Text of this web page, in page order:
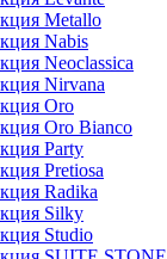
Metallo
Nabis
Neoclassica
Nirvana
Oro
Oro Bianco
Party
Pretiosa
Radika
Silky
Studio